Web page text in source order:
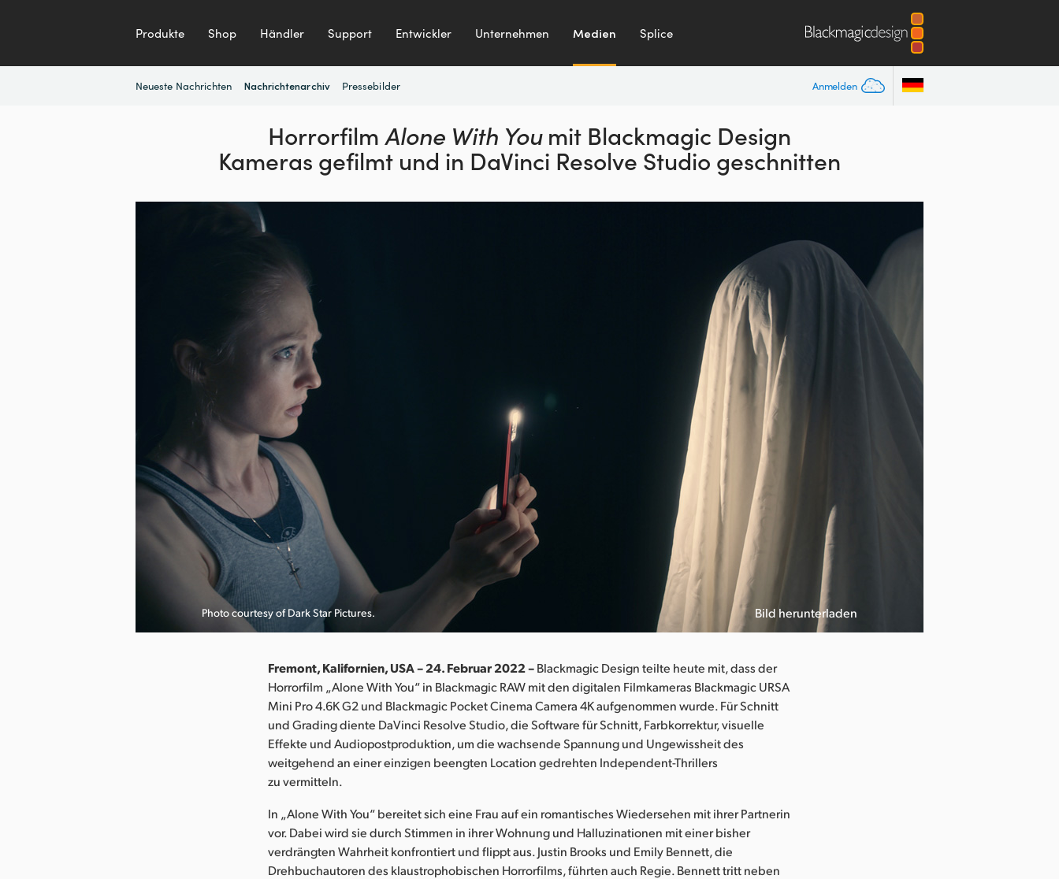
Produkte Shop Händler Support Entwickler Unternehmen Medien Splice
Anmelden
Neueste Nachrichten Nachrichtenarchiv Pressebilder
HorrorfilmAlone With You mit Blackmagic Design
Kameras gefilmt und in DaVinci Resolve Studio geschnitten
Photo courtesy of Dark Star Pictures. Bild herunterladen
Fremont, Kalifornien, USA – 24. Februar 2022 –Blackmagic Design teilte heute mit, dass der
Horrorfilm „Alone With You“ in Blackmagic RAW mit den digitalen Filmkameras Blackmagic URSA
Mini Pro 4.6K G2 und Blackmagic Pocket Cinema Camera 4K aufgenommen wurde. Für Schnitt
und Grading diente DaVinci Resolve Studio, die Software für Schnitt, Farbkorrektur, visuelle
Effekte und Audiopostproduktion, um die wachsende Spannung und Ungewissheit des
weitgehend an einer einzigen beengten Location gedrehten Independent-Thrillers
zu vermitteln.
In „Alone With You“ bereitet sich eine Frau auf ein romantisches Wiedersehen mit ihrer Partnerin
vor. Dabei wird sie durch Stimmen in ihrer Wohnung und Halluzinationen mit einer bisher
verdrängten Wahrheit konfrontiert und flippt aus. Justin Brooks und Emily Bennett, die
Drehbuchautoren des klaustrophobischen Horrorfilms, führten auch Regie. Bennett tritt neben